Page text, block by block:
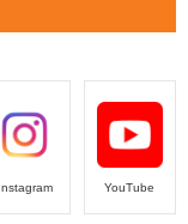
Instagram YouTube